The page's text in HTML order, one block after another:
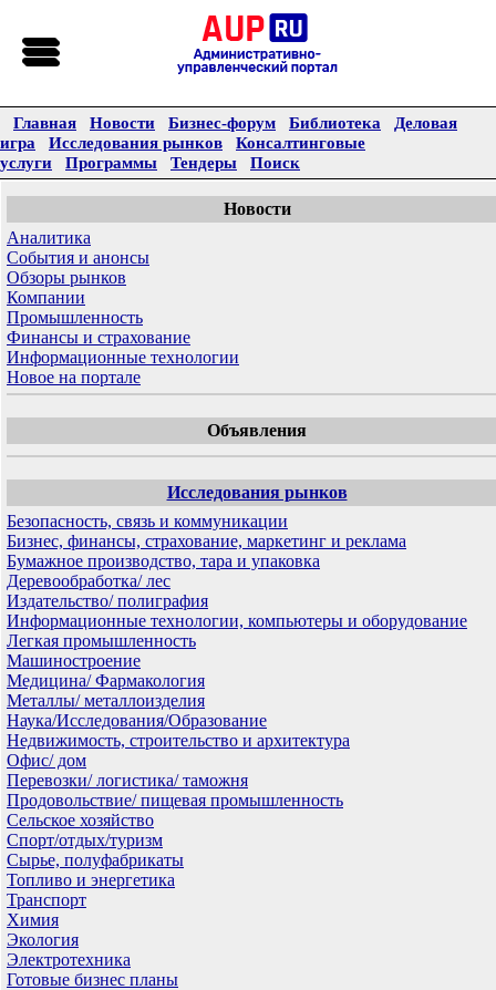
Главная Новости Бизнес-форум Библиотека
Деловая
игра
Исследования рынков
Консалтинговые
услуги
Программы Тендеры Поиск
Новости
Аналитика
События и анонсы
Обзоры рынков
Компании
Промышленность
Финансы и страхование
Информационные технологии
Новое на портале
Объявления
Исследования рынков
Безопасность, связь и коммуникации
Бизнес, финансы, страхование, маркетинг и реклама
Бумажное производство, тара и упаковка
Деревообработка/ лес
Издательство/ полиграфия
Информационные технологии, компьютеры и оборудование
Легкая промышленность
Машиностроение
Медицина/ Фармакология
Металлы/ металлоизделия
Наука/Исследования/Образование
Недвижимость, строительство и архитектура
Офис/ дом
Перевозки/ логистика/ таможня
Продовольствие/ пищевая промышленность
Сельское хозяйство
Спорт/отдых/туризм
Сырье, полуфабрикаты
Топливо и энергетика
Транспорт
Химия
Экология
Электротехника
Готовые бизнес планы